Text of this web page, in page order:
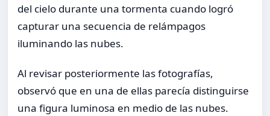
del cielo durante una tormenta cuando logró
capturar una secuencia de relámpagos
iluminando las nubes.
Al revisar posteriormente las fotografías,
observó que en una de ellas parecía distinguirse
una figura luminosa en medio de las nubes.